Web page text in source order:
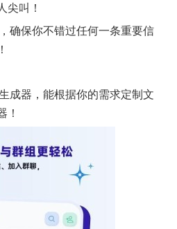
尖叫！
确保你不错过任何一条重要信
成器，能根据你的需求定制文
！